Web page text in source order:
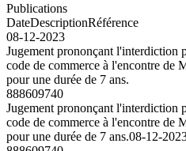
Publications
DateDescriptionRéférence
08-12-2023
Jugement prononçant l'interdiction
code de commerce à l'encontre de
pour une durée de 7 ans.
888609740
Jugement prononçant l'interdiction
code de commerce à l'encontre de
pour une durée de 7 ans.08-12-